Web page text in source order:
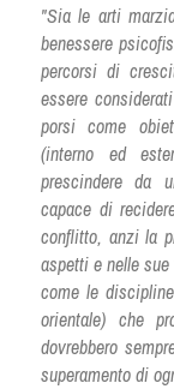
"Sia le arti
benessere
percorsi di
essere
porsi come
(interno ed
prescindere da
capace di
conflitto, anzi la
aspetti e nelle
come le
orientale) che
dovrebbero
superamento di